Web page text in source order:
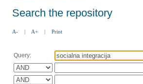
Search the repository
A- | A+ | Print
Query: